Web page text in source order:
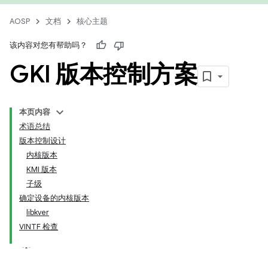
AOSP 文档 核心主题
该内容对您有帮助吗？
GKI 版本控制方案
本页内容
术语总结
版本控制设计
内核版本
KMI 版本
子级
确定设备的内核版本
libkver
VINTF 检查